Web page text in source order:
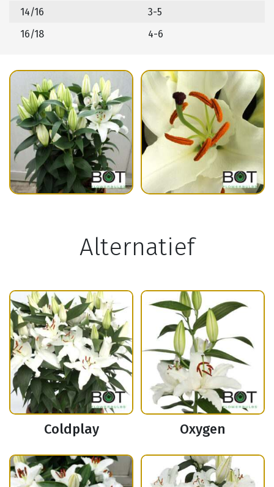
14/16
3-5
16/18
4-6
Alternatief
Coldplay Oxygen